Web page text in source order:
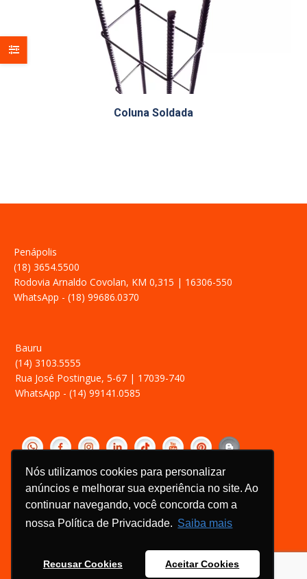
Nós utilizamos cookies para personalizar
anúncios e melhorar sua experiência no site. Ao
continuar navegando, você concorda com a
nossa Política de Privacidade. Saiba mais
Recusar Cookies Aceitar Cookies
Coluna Soldada
Penápolis
(18) 3654.5500
Rodovia Arnaldo Covolan, KM 0,315 | 16306-550
WhatsApp - (18) 99686.0370
Bauru
(14) 3103.5555
Rua José Postingue, 5-67 | 17039-740
WhatsApp - (14) 99141.0585
Política de Privacidade
Relatório Transparência Salarial
Canal de Ética